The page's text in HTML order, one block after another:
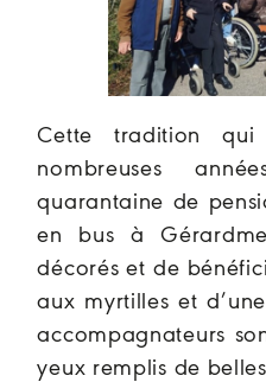
Cette tradition
nombreuses
quarantaine de
en bus à
décorés et de
aux myrtilles et
accompagnateurs
yeux remplis de